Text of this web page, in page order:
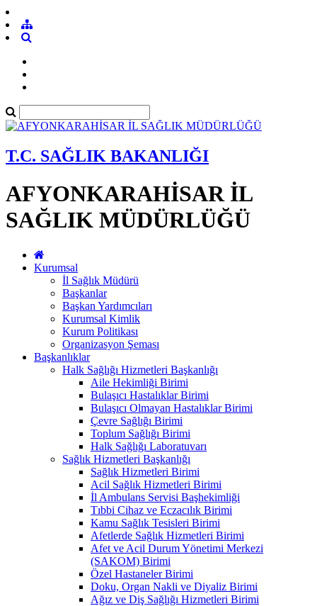
T.C. SAĞLIK BAKANLIĞI
AFYONKARAHİSAR İL
SAĞLIK MÜDÜRLÜĞÜ
Kurumsal
İl Sağlık Müdürü
Başkanlar
Başkan Yardımcıları
Kurumsal Kimlik
Kurum Politikası
Organizasyon Şeması
Başkanlıklar
Halk Sağlığı Hizmetleri Başkanlığı
Aile Hekimliği Birimi
Bulaşıcı Hastalıklar Birimi
Bulaşıcı Olmayan Hastalıklar Birimi
Çevre Sağlığı Birimi
Toplum Sağlığı Birimi
Halk Sağlığı Laboratuvarı
Sağlık Hizmetleri Başkanlığı
Sağlık Hizmetleri Birimi
Acil Sağlık Hizmetleri Birimi
İl Ambulans Servisi Başhekimliği
Tıbbi Cihaz ve Eczacılık Birimi
Kamu Sağlık Tesisleri Birimi
Afetlerde Sağlık Hizmetleri Birimi
Afet ve Acil Durum Yönetimi Merkezi
(SAKOM) Birimi
Özel Hastaneler Birimi
Doku, Organ Nakli ve Diyaliz Birimi
Ağız ve Diş Sağlığı Hizmetleri Birimi